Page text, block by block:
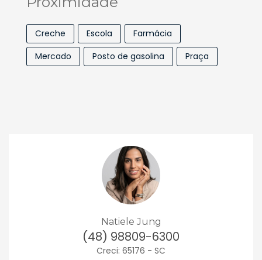
Creche Escola
Farmácia
Mercado
Posto de gasolina Praça
Natiele Jung
(48) 98809-6300
Creci: 65176 - SC